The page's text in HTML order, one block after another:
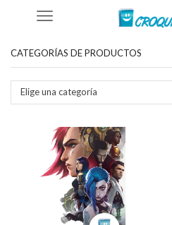
Tienda Productos
CATEGORÍAS DE PRODUCTOS
Elige una categoría